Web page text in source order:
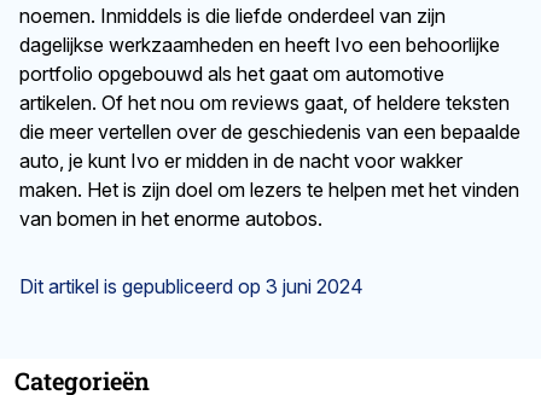
noemen. Inmiddels is die liefde onderdeel van zijn
dagelijkse werkzaamheden en heeft Ivo een behoorlijke
portfolio opgebouwd als het gaat om automotive
artikelen. Of het nou om reviews gaat, of heldere teksten
die meer vertellen over de geschiedenis van een bepaalde
auto, je kunt Ivo er midden in de nacht voor wakker
maken. Het is zijn doel om lezers te helpen met het vinden
van bomen in het enorme autobos.
Dit artikel is gepubliceerd op 3 juni 2024
Categorieën